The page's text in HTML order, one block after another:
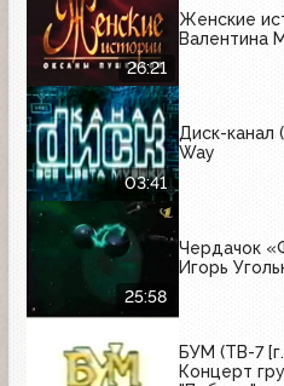
26:21
Женские
Валентина
03:41
Диск-канал
Way
25:58
Чердачок
Игорь
БУМ (ТВ-7
Концерт